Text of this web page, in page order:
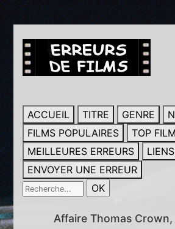
ACCUEIL TITRE GENRE
FILMS POPULAIRES
TOP
MEILLEURES ERREURS
LIENS
ENVOYER UNE ERREUR
Affaire Thomas Crown,